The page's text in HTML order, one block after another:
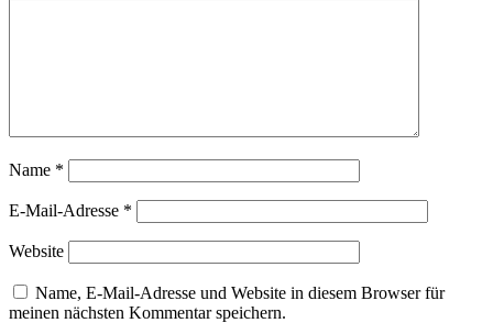
Name *
E-Mail-Adresse *
Website
Name, E-Mail-Adresse und Website in diesem Browser für
meinen nächsten Kommentar speichern.